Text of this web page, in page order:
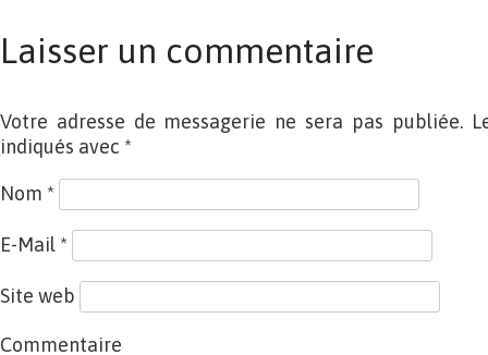
Laisser un commentaire
Votre adresse de messagerie ne sera pas publiée.
indiqués avec *
Nom *
E-Mail *
Site web
Commentaire